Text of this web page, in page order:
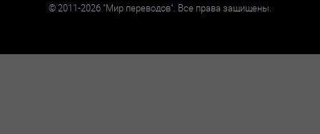
©2011-2026 "Мир переводов". Все права защищены.